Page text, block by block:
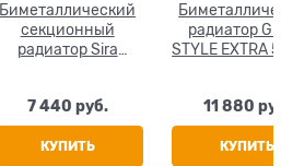
Биметаллический
секционный
радиатор Sira
7 440 руб.
КУПИТЬ
радиатор
STYLE EXTRA
11 880
КУПИТЬ